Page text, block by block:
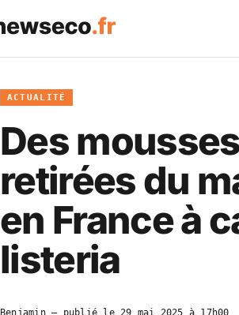
ACTUALITÉ
Des
retirées du
en France à
listeria
Benjamin— publié le 29 mai 2025 à 17h00